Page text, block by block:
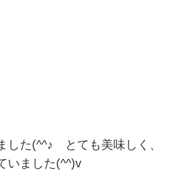
した(^^♪ とても美味しく、
いました(^^)v